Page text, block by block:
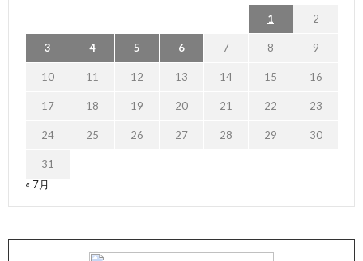
1 2
3 4 5 6 7 8 9
10 11 12 13 14 15 16
17 18 19 20 21 22 23
24 25 26 27 28 29 30
31
« 7月